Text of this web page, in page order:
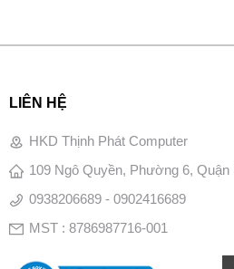
LIÊN HỆ
HKD Thịnh Phát Computer
109 Ngô Quyền, Phường 6, Quận
0938206689 - 0902416689
MST : 8786987716-001